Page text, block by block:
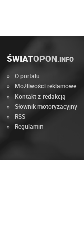
ŚWIATOPON.INFO
O portalu
Możliwości reklamowe
Kontakt z redakcją
Słownik motoryzacyjny
RSS
Regulamin